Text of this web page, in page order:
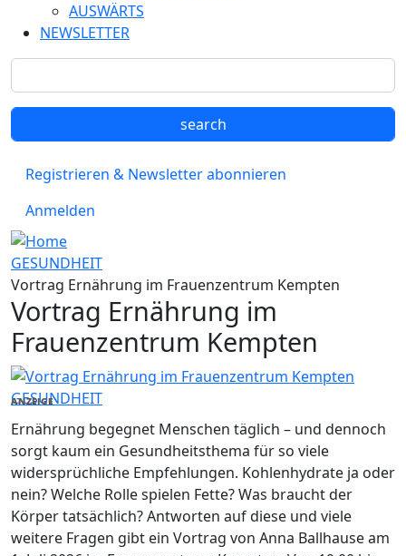
AUSWÄRTS
NEWSLETTER
Registrieren & Newsletter abonnieren
Anmelden
GESUNDHEIT
Vortrag Ernährung im Frauenzentrum Kempten
Vortrag Ernährung im
Frauenzentrum Kempten
GESUNDHEIT
ANZEIGE
Ernährung begegnet Menschen täglich – und dennoch
sorgt kaum ein Gesundheitsthema für so viele
widersprüchliche Empfehlungen. Kohlenhydrate ja oder
nein? Welche Rolle spielen Fette? Was braucht der
Körper tatsächlich? Antworten auf diese und viele
weitere Fragen gibt ein Vortrag von Anna Ballhause am